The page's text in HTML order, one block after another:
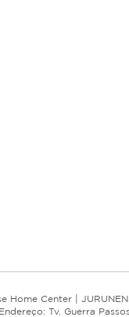
Center |
Endereço: Tv. Guerra